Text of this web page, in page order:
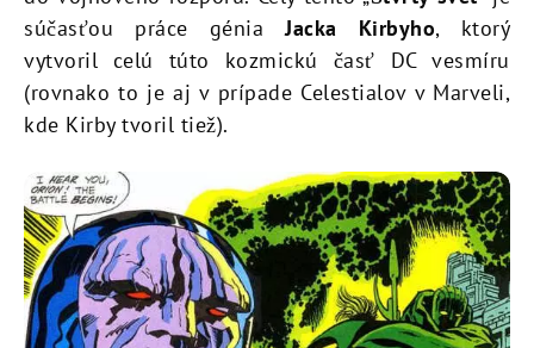
súčasťou práce géniaJacka Kirbyho, ktorý
vytvoril celú túto kozmickú časť DC vesmíru
(rovnako to je aj v prípade Celestialov v Marveli,
kde Kirby tvoril tiež).